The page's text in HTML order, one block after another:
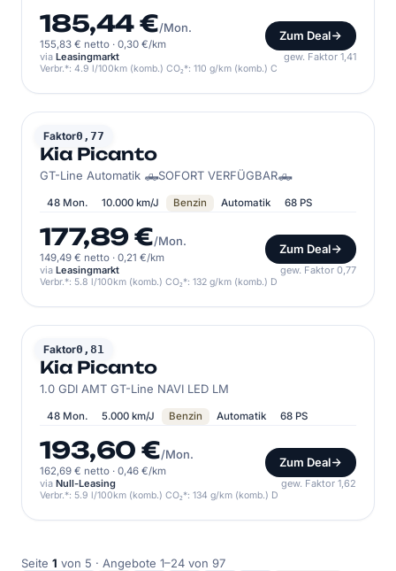
185,44 €/Mon.
155,83 € netto · 0,30 €/km
Zum Deal
via Leasingmarkt gew. Faktor 1,41
Verbr.*: 4.9 l/100km (komb.) CO₂*: 110 g/km (komb.) C
Faktor0,77
KIA
Kia Picanto
GT-Line Automatik 🛻SOFORT VERFÜGBAR🛻
48 Mon. 10.000 km/J Benzin Automatik 68 PS
177,89 €/Mon.
149,49 € netto · 0,21 €/km
Zum Deal
via Leasingmarkt gew. Faktor 0,77
Verbr.*: 5.8 l/100km (komb.) CO₂*: 132 g/km (komb.) D
Faktor0,81
KIA
Kia Picanto
1.0 GDI AMT GT-Line NAVI LED LM
48 Mon. 5.000 km/J Benzin Automatik 68 PS
193,60 €/Mon.
162,69 € netto · 0,46 €/km
Zum Deal
via Null-Leasing gew. Faktor 1,62
Verbr.*: 5.9 l/100km (komb.) CO₂*: 134 g/km (komb.) D
Seite 1 von 5 · Angebote 1–24 von 97